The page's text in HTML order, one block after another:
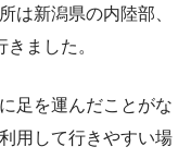
は新潟県の内陸部、
ました。
足を運んだことがな
用して行きやすい場